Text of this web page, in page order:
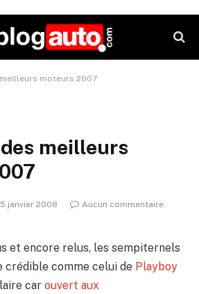
meilleurs moteurs 2007
meilleurs
janvier 2008 Aucun commentaire
et encore relus, les sempiternels
crédible comme celui de Playboy
car ouvert aux